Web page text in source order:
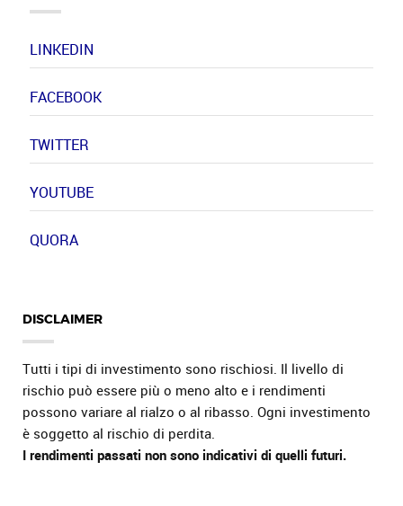
LINKEDIN
FACEBOOK
TWITTER
YOUTUBE
QUORA
DISCLAIMER
Tutti i tipi di investimento sono rischiosi. Il livello di
rischio può essere più o meno alto e i rendimenti
possono variare al rialzo o al ribasso. Ogni investimento
è soggetto al rischio di perdita.
I rendimenti passati non sono indicativi di quelli futuri.